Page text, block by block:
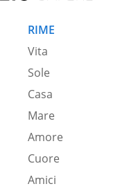
RIME
Vita
Sole
Casa
Mare
Amore
Cuore
Amici